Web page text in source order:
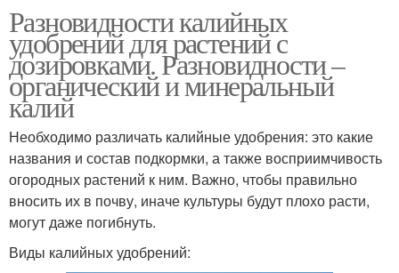
Разновидности калийных
удобрений для растений с
дозировками. Разновидности –
органический и минеральный
калий
Необходимо различать калийные удобрения: это какие
названия и состав подкормки, а также восприимчивость
огородных растений к ним. Важно, чтобы правильно
вносить их в почву, иначе культуры будут плохо расти,
могут даже погибнуть.
Виды калийных удобрений: